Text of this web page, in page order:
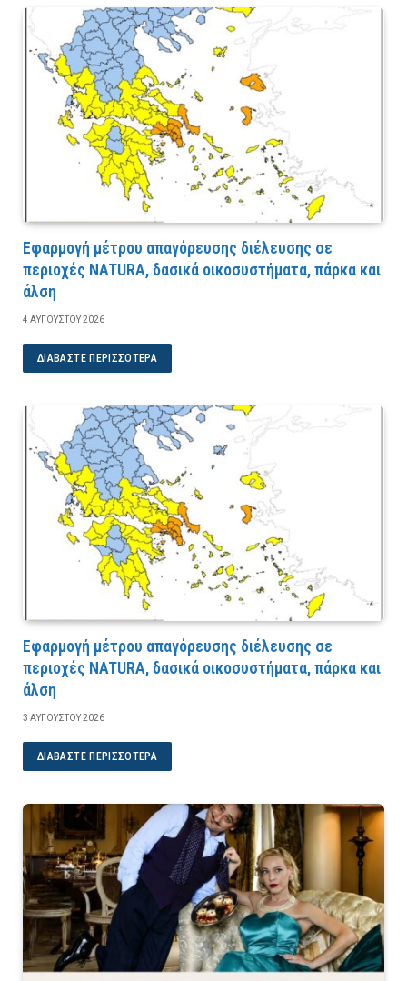
Εφαρμογή μέτρου απαγόρευσης διέλευσης σε
περιοχές NATURA, δασικά οικοσυστήματα, πάρκα και
άλση
4 ΑΥΓΟΎΣΤΟΥ 2026
ΔΙΑΒΆΣΤΕ ΠΕΡΙΣΣΌΤΕΡΑ
Εφαρμογή μέτρου απαγόρευσης διέλευσης σε
περιοχές NATURA, δασικά οικοσυστήματα, πάρκα και
άλση
3 ΑΥΓΟΎΣΤΟΥ 2026
ΔΙΑΒΆΣΤΕ ΠΕΡΙΣΣΌΤΕΡΑ